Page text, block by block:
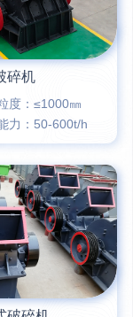
碎机
度：≤1000㎜
力：50-600t/h